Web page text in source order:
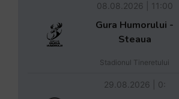
08.08.2026 | 11:00
Gura Humorului -
Steaua
Stadionul Tineretului
29.08.2026 | 0: